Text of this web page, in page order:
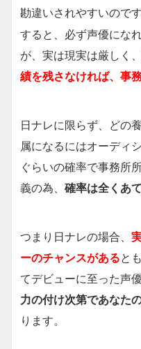
勘違いされやすいので
すると、必ず声優にな
が、実は現実は厳しく、
績を残さなければ、事
日ナレに限らず、どの
属になるにはオーディ
ぐらいの確率で事務所
義の為、 確率は全くあ
つまり日ナレの場合、
ーのチャンスがあると
てデビューに至った声
力の付け次第であなた
ります。